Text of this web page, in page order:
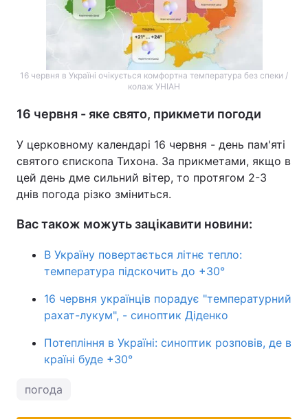
16 червня в Україні очікується комфортна температура без спеки /
колаж УНІАН
16 червня - яке свято, прикмети погоди
У церковному календарі 16 червня - день пам'яті
святого єпископа Тихона. За прикметами, якщо в
цей день дме сильний вітер, то протягом 2-3
днів погода різко зміниться.
Вас також можуть зацікавити новини:
В Україну повертається літнє тепло:
температура підскочить до +30°
16 червня українців порадує "температурний
рахат-лукум", - синоптик Діденко
Потепління в Україні: синоптик розповів, де в
країні буде +30°
погода